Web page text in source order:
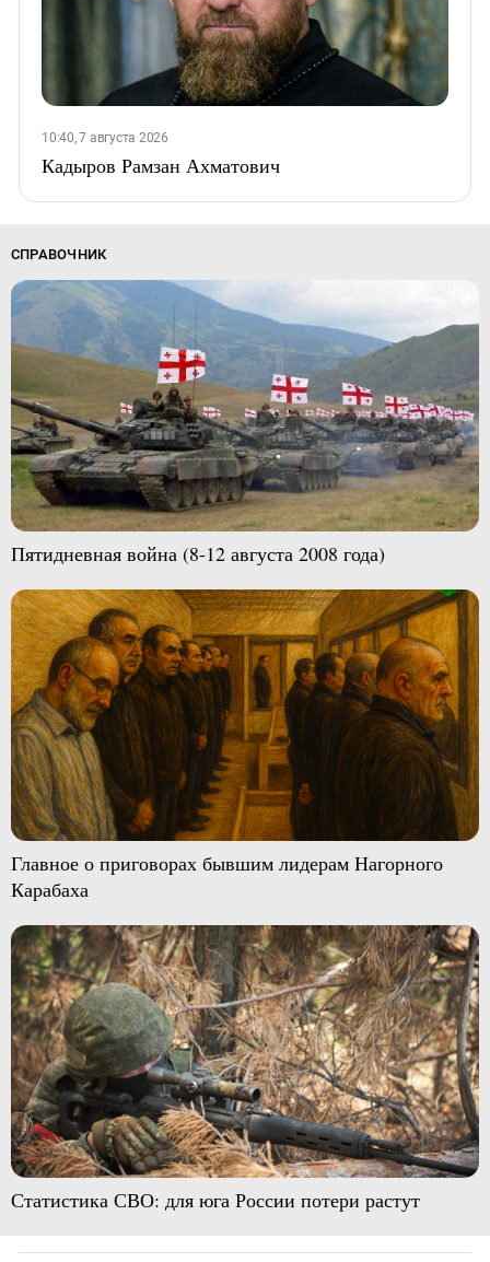
10:40, 7 августа 2026
Кадыров Рамзан Ахматович
СПРАВОЧНИК
Пятидневная война (8-12 августа 2008 года)
Главное о приговорах бывшим лидерам Нагорного
Карабаха
Статистика СВО: для юга России потери растут